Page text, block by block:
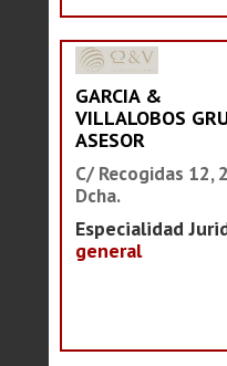
GARCIA &
VILLALOBOS
ASESOR
C/ Recogidas 12,
Dcha.
Especialidad
general